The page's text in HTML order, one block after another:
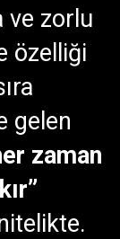
ve zorlu
özelliği
gelen
zaman